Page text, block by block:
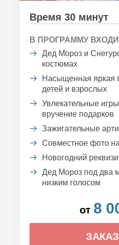
Время 30 минут
В ПРОГРАММУ
Дед Мороз и
костюмах
Насыщенная яркая
детей и взрослых
Увлекательные
вручение подарков
Зажигательные
Совместное фото
Новогодний
Дед Мороз под два
низким голосом
от 8